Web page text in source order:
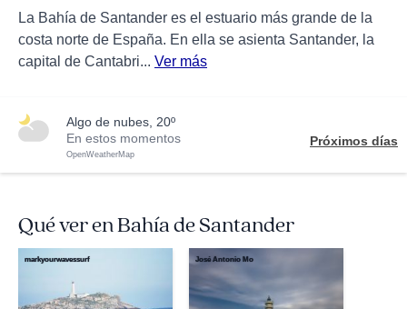
La Bahía de Santander es el estuario más grande de la
costa norte de España. En ella se asienta Santander, la
capital de Cantabri... Ver más
algo de nubes, 20º
En estos momentos
OpenWeatherMap
Próximos días
Qué ver en Bahía de Santander
markyourwavessurf José Antonio Mo